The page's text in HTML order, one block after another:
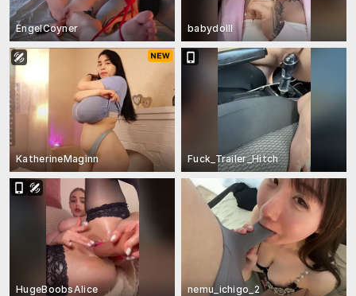
EngelCoyner babydolll
KatherineMaginn Fuck_Trailer_Hitch
HugeBoobsAlice nemu_ichigo_2